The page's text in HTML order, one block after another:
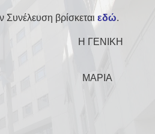
βρίσκεται εδώ.
Η ΓΕΝΙΚΗ
ΜΑΡΙΑ